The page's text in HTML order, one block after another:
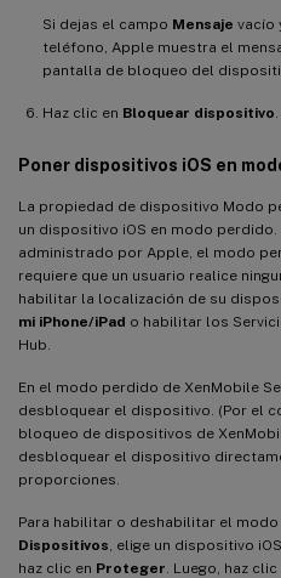
Si dejas el campo Mensaje vacío
teléfono, Apple muestra el
pantalla de bloqueo del
Haz clic en Bloquear dispositivo.
Poner dispositivos iOS en
La propiedad de dispositivo Modo
un dispositivo iOS en modo
administrado por Apple, el modo
requiere que un usuario realice
habilitar la localización de su
mi iPhone/iPad o habilitar los
Hub.
En el modo perdido de XenMobile
desbloquear el dispositivo. (Por el
bloqueo de dispositivos de
desbloquear el dispositivo
proporciones.
Para habilitar o deshabilitar el modo
Dispositivos, elige un dispositivo
haz clic en Proteger. Luego, haz clic